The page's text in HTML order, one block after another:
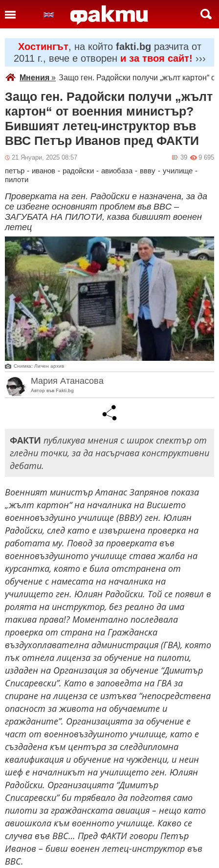
Хостингът, на който fakti.bg разчита от
2011 г., вече е отворен и за твоя сайт! ›››
Мнения » Защо ген. Радойски получи „жълт
Защо ген. Радойски получи „жълт
картон“ от военния министър?
Бившият летец-инструктор във
ВВС Петър Иванов пред ФАКТИ
21 Януари, 2025 08:57 9 695
39
петър - иванов - радойски - авиобаза - ввву - училище -
пилоти
Проверката на ген. Радойски е назначена, за да
се избегне основният проблем във ВВС –
ЗАГУБАТА НА ПИЛОТИ, казва бившият военен
летец
Снимка: Личен архив
Мария Атанасова
Автор във Fakti.bg
ФАКТИ публикува мнения с широк спектър от
гледни точки, за да насърчава конструктивни
дебати.
Военният министър Атанас Запрянов показа
„жълт картон“ на началника на Висшето
военновъздушно училище (ВВВУ) ген. Юлиян
Радойски, след като е извършена проверка на
работата му. Повод за проверката във
военновъздушното училище става жалба на
курсантка, която е била отстранена от
обучение с намесата на началника на
училището ген. Юлиян Радойски. Той се появил в
ролята на инструктор, без реално да има
такива права!? Моментално последвала
проверка от страна на Гражданска
въздухоплавателна администрация (ГВА), която
пък отнела лиценза за обучение на пилоти,
издаден на Организация за обучение “Димитър
Списаревски”. Като в заповедта на ГВА за
спиране на лиценза се изтъква “непосредствена
опасност за живота на обучаемите и
гражданите”. Организацията за обучение е
част от военновъздушното училище, като е
създадена към центъра за следдипломна
квалификация и обучение на чужденци, и неин
шеф е началникът на училището ген. Юлиян
Радойски. Организацията “Димитър
Списаревски” би трябвало да подготвя само
пилоти за гражданската авиация – нещо като
авиошкола към военното училище. Какво се
случва във ВВС… Пред ФАКТИ говори Петър
Иванов – бивш военен летец-инструктор във
ВВС.